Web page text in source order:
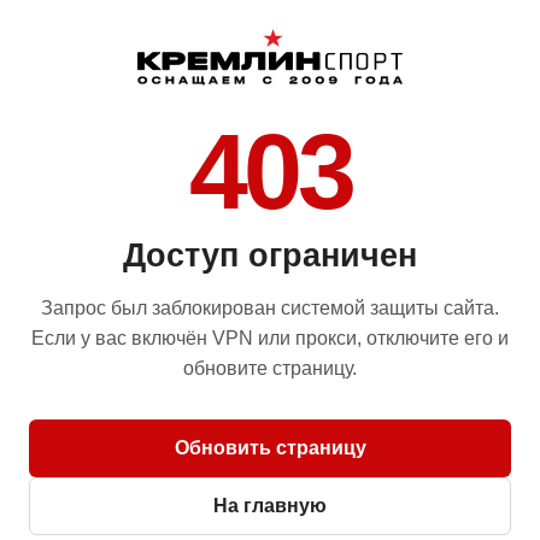
403
Доступ ограничен
Запрос был заблокирован системой защиты сайта.
Если у вас включён VPN или прокси, отключите его и
обновите страницу.
Обновить страницу
На главную